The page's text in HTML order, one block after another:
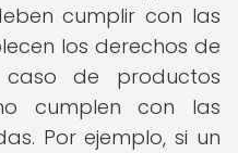
cumplir con las
los derechos de
caso de productos
cumplen con las
Por ejemplo, si un